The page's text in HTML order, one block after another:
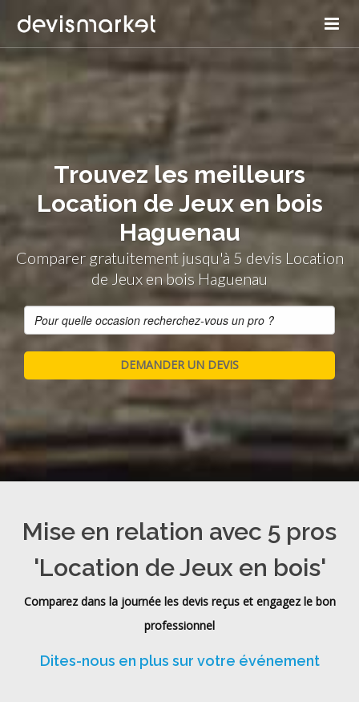
Trouvez les meilleurs
Location de Jeux en bois
Haguenau
Comparer gratuitement jusqu'à 5 devis Location
de Jeux en bois Haguenau
Mise en relation avec 5 pros
'Location de Jeux en bois'
Comparez dans la journée les devis reçus et engagez le bon
professionnel
Dites-nous en plus sur votre événement